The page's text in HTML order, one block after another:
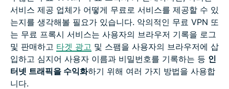
서비스 제공 업체가 어떻게 무료로 서비스를 제공할 수 있
는지를 생각해볼 필요가 있습니다. 악의적인 무료 VPN 또
는 무료 프록시 서비스는 사용자의 브라우저 기록을 로그
및 판매하고 타겟 광고 및 스팸을 사용자의 브라우저에 삽
입하고 심지어 사용자 이름과 비밀번호를 기록하는 등 인
터넷 트래픽을 수익화하기 위해 여러 가지 방법을 사용합
니다.